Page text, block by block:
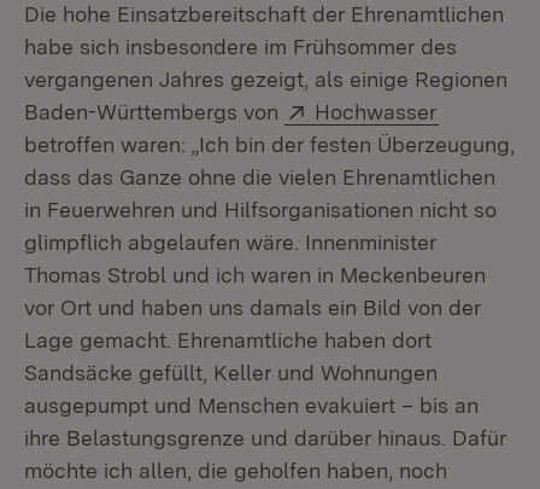
Die hohe Einsatzbereitschaft der Ehrenamtlichen
habe sich insbesondere im Frühsommer des
vergangenen Jahres gezeigt, als einige Regionen
Baden-Württembergs von
Extern:
Hochwasser
betroffen waren: „Ich bin der festen Überzeugung,
dass das Ganze ohne die vielen Ehrenamtlichen
in Feuerwehren und Hilfsorganisationen nicht so
glimpflich abgelaufen wäre. Innenminister
Thomas Strobl und ich waren in Meckenbeuren
vor Ort und haben uns damals ein Bild von der
Lage gemacht. Ehrenamtliche haben dort
Sandsäcke gefüllt, Keller und Wohnungen
ausgepumpt und Menschen evakuiert – bis an
ihre Belastungsgrenze und darüber hinaus. Dafür
möchte ich allen, die geholfen haben, noch